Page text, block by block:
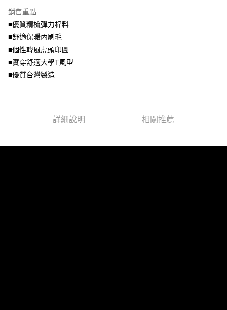
【注意事項】
1.本服務係由「台灣大哥大股份有限公司」（以下簡稱本公司）所提供，讓
用戶於交易時，得透過本服務購買商品或服務，並由商店將買賣／分期付款
買賣價金債權讓與本公司後，依約使用本公司帳單繳交帳款。
資料（包含姓名、電話或地址）提供予台灣大哥大進項蒐集、處理及利用，
由本公司與您本人進行分期帳單所需資料之確認、核對及更正。
3.完整用戶服務條款，請詳閱以下連結：
ATM／網路銀行／等多元方式進行付款，方視為交易完成。
※ 請注意：結帳手續完成當下不需立刻繳費，但若您需要取消訂單，請聯絡
購買商品的店家。未經商家同意取消之訂單仍視為有效，需透過AFTEE先享
後付繳納相關費用。
※ 交易是否成功請以「AFTEE先享後付 」之結帳頁面顯示為準，若有關於
是否繳費成功／繳費後需取消欲退款等相關疑問，請聯繫「AFTEE先享後付
客戶支援中心」 https://netprotections.freshdesk.com/support/home
２．關於個人資料處理事宜，請瀏覽以下網址：
7-11取貨付款
每筆NT$70，滿NT$799(含以上)免運費
付款後7-11取貨
每筆NT$70，滿NT$699(含以上)免運費
宅配
銷售重點
■優質精梳彈力棉料
■舒適保暖內刷毛
■個性韓風虎頭印圖
■實穿舒適大學T風型
■優質台灣製造
詳細說明 相關推薦